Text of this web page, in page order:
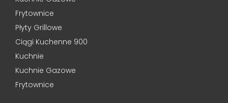
Frytownice
Płyty Grillowe
Ciągi Kuchenne 900
Kuchnie
Kuchnie Gazowe
Frytownice